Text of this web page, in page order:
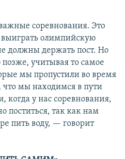
соревнования. Это
выиграть олимпийскую
должны держать пост. Но
учитывая то самое
мы пропустили во время
что мы находимся в пути
когда у нас соревнования,
поститься, так как нам
пить воду, — говорит